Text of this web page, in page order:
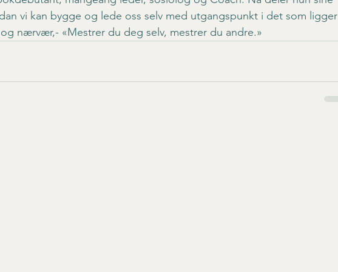
vi kan bygge og lede oss selv med utgangspunkt i det som ligger
nærvær,- «Mestrer du deg selv, mestrer du andre.»